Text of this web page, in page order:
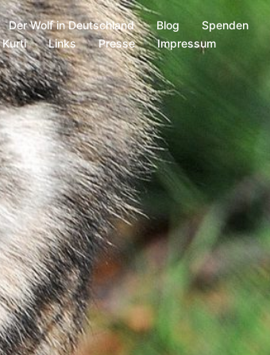
Der Wolf in Deutschland Blog Spenden
Kurti Links Presse
Impressum